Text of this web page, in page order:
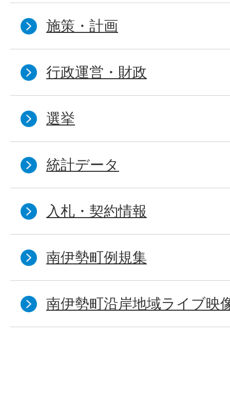
施策・計画
行政運営・財政
選挙
統計データ
入札・契約情報
南伊勢町例規集
南伊勢町沿岸地域ライブ映